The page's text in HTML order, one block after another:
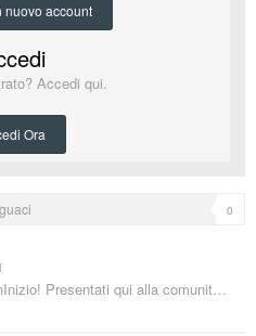
nuovo account
Accedi qui.
Ora
0
Benvenuti sul Forum di WinInizio! Presentati qui alla comunità...